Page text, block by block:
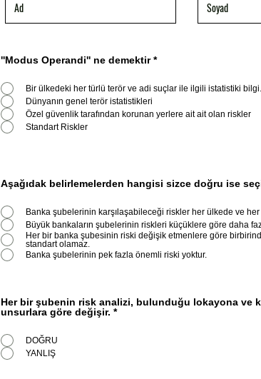
''Modus Operandi'' ne demektir *
Bir ülkedeki her türlü terör ve adi suçlar ile ilgili istatistiki bilgi.
Dünyanın genel terör istatistikleri
Özel güvenlik tarafından korunan yerlere ait ait olan riskler
Standart Riskler
Aşağıdak belirlemelerden hangisi sizce doğru ise
Banka şubelerinin karşılaşabileceği riskler her ülkede ve her
Büyük bankaların şubelerinin riskleri küçüklere göre daha
Her bir banka şubesinin riski değişik etmenlere göre
standart olamaz.
Banka şubelerinin pek fazla önemli riski yoktur.
Her bir şubenin risk analizi, bulunduğu lokayona ve
unsurlara göre değişir. *
DOĞRU
YANLIŞ